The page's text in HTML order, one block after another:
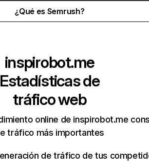
¿Qué es Semrush?
inspirobot.me
Estadísticas de
tráfico web
online de inspirobot.me
tráfico más importantes
de tráfico de tus